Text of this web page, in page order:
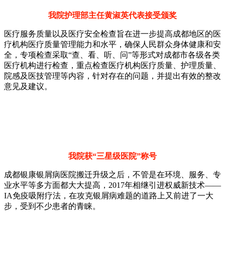
我院护理部主任黄淑英代表接受颁奖
医疗服务质量以及医疗安全检查旨在进一步提高成都地区的医
疗机构医疗质量管理能力和水平，确保人民群众身体健康和安
全，专项检查采取“查、看、听、问”等形式对成都市各级各类
医疗机构进行检查，重点检查医疗机构医疗质量、护理质量、
院感及医技管理等内容，针对存在的问题，并提出有效的整改
意见及建议。
我院获“三星级医院”称号
成都银康银屑病医院搬迁升级之后，不管是在环境、服务、专
业水平等多方面都大大提高，2017年相继引进权威新技术——
IA免疫吸附疗法，在攻克银屑病难题的道路上又前进了一大
步，受到不少患者的青睐。